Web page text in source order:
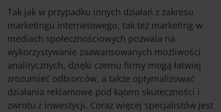
Tak jak w przypadku innych działań z zakresu
marketingu internetowego, tak też marketing w
mediach społecznościowych pozwala na
wykorzystywanie zaawansowanych możliwości
analitycznych, dzięki czemu firmy mogą łatwiej
zrozumieć odbiorców, a także optymalizować
działania reklamowe pod kątem skuteczności i
zwrotu z inwestycji. Coraz więcej specjalistów jest